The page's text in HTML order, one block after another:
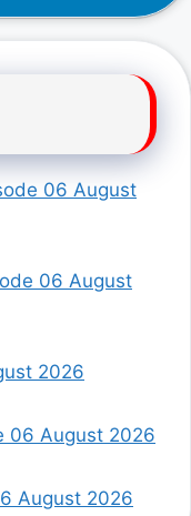
06 August
06 August
2026
06 August 2026
August 2026